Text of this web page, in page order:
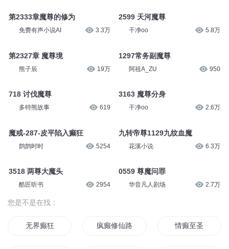
第2333章魔尊的修为
免费有声小说AI 3.3万
第2327章 魔尊境
熊子辰 19万
718 讨伐魔尊
多特熊故事 619
魔戒-287-皮平陷入癫狂
鹊鹊时时 5254
3518 两尊大魔头
酷匠听书 2954
2599 天河魔尊
干净oo 5.8万
1297常务副魔尊
阿祖A_ZU 950
3163 魔尊分身
干净oo 2.6万
九转帝尊1129九纹血魔
花溪小说 6.3万
0559 尊魔问罪
华音凡人剧场 2.7万
您是不是在找：
无界癫狂 疯癫修仙路 情癫至圣